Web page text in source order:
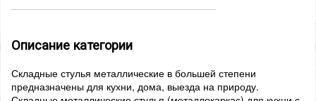
Описание категории
Складные стулья металлические в большей степени
предназначены для кухни, дома, выезда на природу.